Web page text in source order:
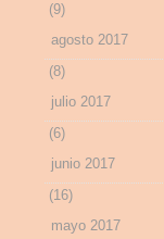
(9)
agosto 2017
(8)
julio 2017
(6)
junio 2017
(16)
mayo 2017